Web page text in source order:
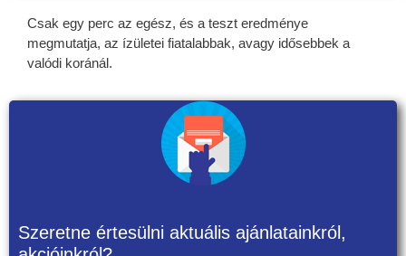
Csak egy perc az egész, és a teszt eredménye
megmutatja, az ízületei fiatalabbak, avagy idősebbek a
valódi koránál.
Szeretne értesülni aktuális ajánlatainkról,